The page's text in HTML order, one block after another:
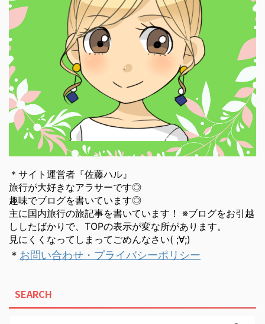
＊サイト運営者『佐藤ハル』
旅行が大好きなアラサーです◎
趣味でブログを書いています◎
主に国内旅行の旅記事を書いています！ ※ブログをお引越
ししたばかりで、TOPの表示が変な所があります。
見にくくなってしまってごめんなさい( ;∀;)
＊ お問い合わせ・プライバシーポリシー
SEARCH